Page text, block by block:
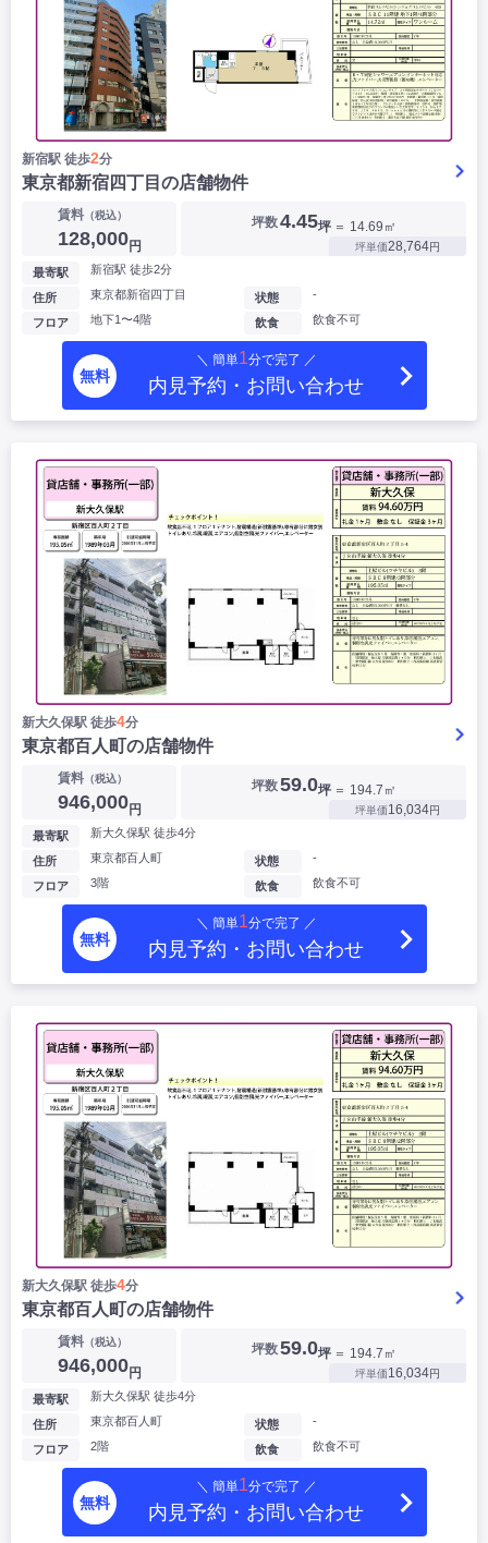
新宿駅 徒歩2分
東京都新宿四丁目の店舗物件
賃料（税込）
128,000円
坪数4.45坪 ＝ 14.69㎡
坪単価28,764円
最寄駅 新宿駅 徒歩2分
住所 東京都新宿四丁目
フロア 地下1〜4階
状態 -
飲食 飲食不可
無料
＼ 簡単1分で完了 ／
内見予約・お問い合わせ
新大久保駅 徒歩4分
東京都百人町の店舗物件
賃料（税込）
946,000円
坪数59.0坪 ＝ 194.7㎡
坪単価16,034円
最寄駅 新大久保駅 徒歩4分
住所 東京都百人町
フロア 3階
状態 -
飲食 飲食不可
無料
＼ 簡単1分で完了 ／
内見予約・お問い合わせ
新大久保駅 徒歩4分
東京都百人町の店舗物件
賃料（税込）
946,000円
坪数59.0坪 ＝ 194.7㎡
坪単価16,034円
最寄駅 新大久保駅 徒歩4分
住所 東京都百人町
フロア 2階
状態 -
飲食 飲食不可
無料
＼ 簡単1分で完了 ／
内見予約・お問い合わせ